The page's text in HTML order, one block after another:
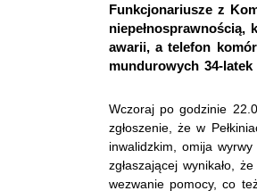
Funkcjonariusze z
awarii, a telefon
mundurowych 34-
Wczoraj po godzinie
zgłoszenie, że w
inwalidzkim, omija
zgłaszającej wynikało,
wezwanie pomocy, co też